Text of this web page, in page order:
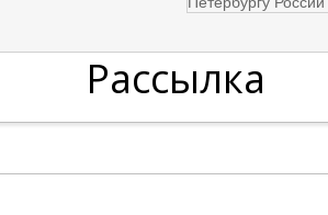
Рассылка